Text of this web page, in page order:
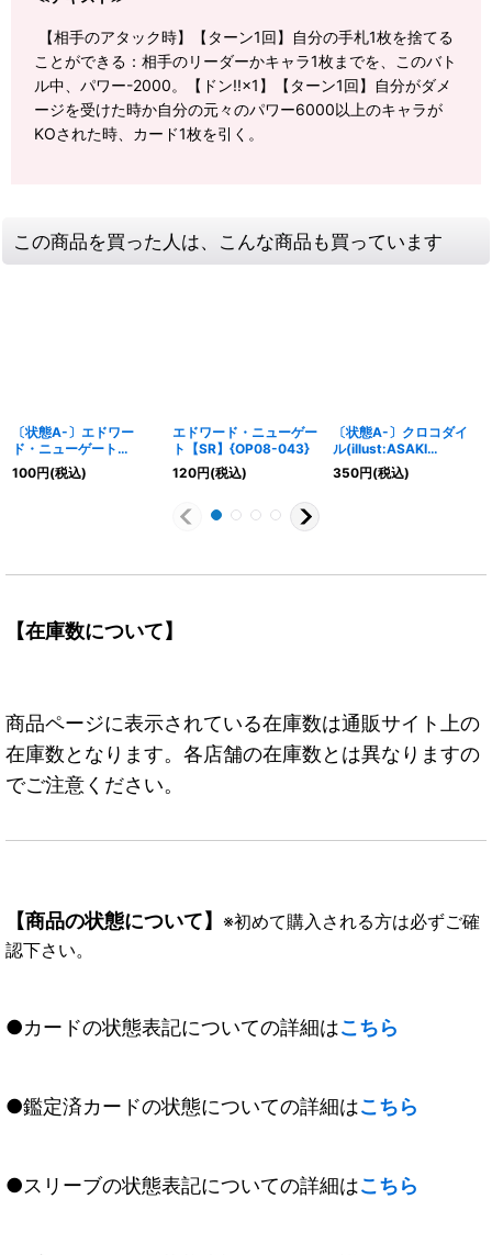
【相手のアタック時】【ターン1回】自分の手札1枚を捨てる
ことができる：相手のリーダーかキャラ1枚までを、このバト
ル中、パワー-2000。【ドン!!×1】【ターン1回】自分がダメ
ージを受けた時か自分の元々のパワー6000以上のキャラが
KOされた時、カード1枚を引く。
この商品を買った人は、こんな商品も買っています
〔状態A-〕エドワー
ド・ニューゲート
【SR】{OP08-043}
100円(税込)
エドワード・ニューゲー
ト【SR】{OP08-043}
120円(税込)
〔状態A-〕クロコダイ
ル(illust:ASAKI
KURODA)【UC】
{OP07-040}
350円(税込)
【在庫数について】
商品ページに表示されている在庫数は通販サイト上の
在庫数となります。各店舗の在庫数とは異なりますの
でご注意ください。
【商品の状態について】 ※初めて購入される方は必ずご確
認下さい。
●カードの状態表記についての詳細はこちら
●鑑定済カードの状態についての詳細はこちら
●スリーブの状態表記についての詳細はこちら